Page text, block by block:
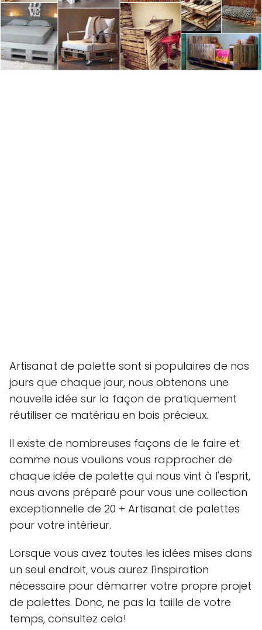
Artisanat de palette sont si populaires de nos
jours que chaque jour, nous obtenons une
nouvelle idée sur la façon de pratiquement
réutiliser ce matériau en bois précieux.
Il existe de nombreuses façons de le faire et
comme nous voulions vous rapprocher de
chaque idée de palette qui nous vint à l'esprit,
nous avons préparé pour vous une collection
exceptionnelle de 20 + Artisanat de palettes
pour votre intérieur.
Lorsque vous avez toutes les idées mises dans
un seul endroit, vous aurez l'inspiration
nécessaire pour démarrer votre propre projet
de palettes. Donc, ne pas la taille de votre
temps, consultez cela!